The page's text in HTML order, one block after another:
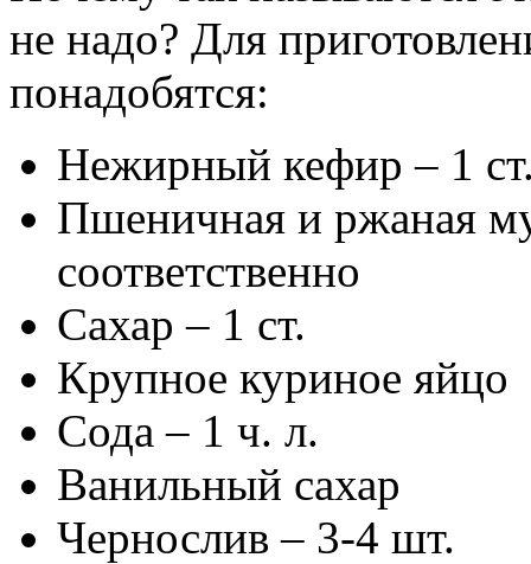
не надо? Для
понадобятся:
Нежирный кефир – 1
Пшеничная и ржаная
соответственно
Сахар – 1 ст.
Крупное куриное яйцо
Сода – 1 ч. л.
Ванильный сахар
Чернослив – 3-4 шт.